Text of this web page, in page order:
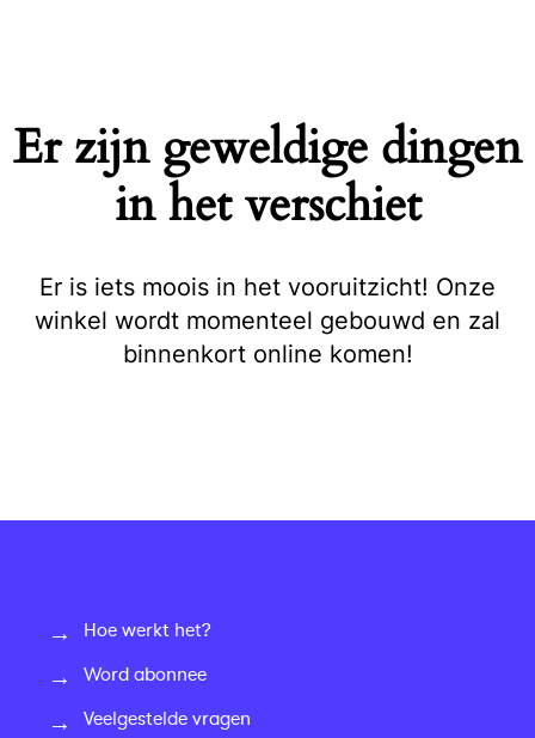
Er zijn geweldige dingen
in het verschiet
Er is iets moois in het vooruitzicht! Onze
winkel wordt momenteel gebouwd en zal
binnenkort online komen!
Hoe werkt het?
Word abonnee
Veelgestelde vragen